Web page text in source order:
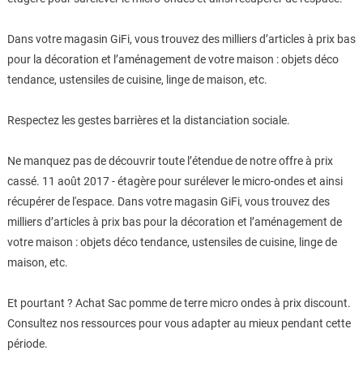
Dans votre magasin GiFi, vous trouvez des milliers d’articles à prix bas
pour la décoration et l’aménagement de votre maison : objets déco
tendance, ustensiles de cuisine, linge de maison, etc.
Respectez les gestes barrières et la distanciation sociale.
Ne manquez pas de découvrir toute l’étendue de notre offre à prix
cassé. 11 août 2017 - étagère pour surélever le micro-ondes et ainsi
récupérer de l'espace. Dans votre magasin GiFi, vous trouvez des
milliers d’articles à prix bas pour la décoration et l’aménagement de
votre maison : objets déco tendance, ustensiles de cuisine, linge de
maison, etc.
Et pourtant ? Achat Sac pomme de terre micro ondes à prix discount.
Consultez nos ressources pour vous adapter au mieux pendant cette
période.